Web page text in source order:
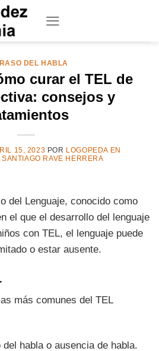
DEL HABLA
curar el TEL de
consejos y
15, 2023 POR LOGOPEDA EN
SANTIAGO RAVE HERRERA
del Lenguaje, conocido como
el que el desarrollo del lenguaje
con TEL, el lenguaje puede
o estar ausente.
más comunes del TEL
habla o ausencia de habla.